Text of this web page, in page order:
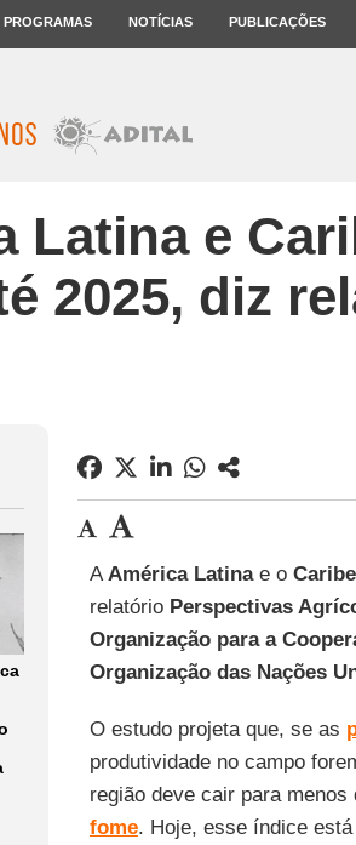
PROGRAMAS NOTÍCIAS PUBLICAÇÕES
Latina e
2025, diz
AAmérica Latinae o Caribe
relatório Perspectivas
Organização para a
Organização das Nações
O estudo projeta que, se as
produtividade no campo
região deve cair para
fome. Hoje, esse índice